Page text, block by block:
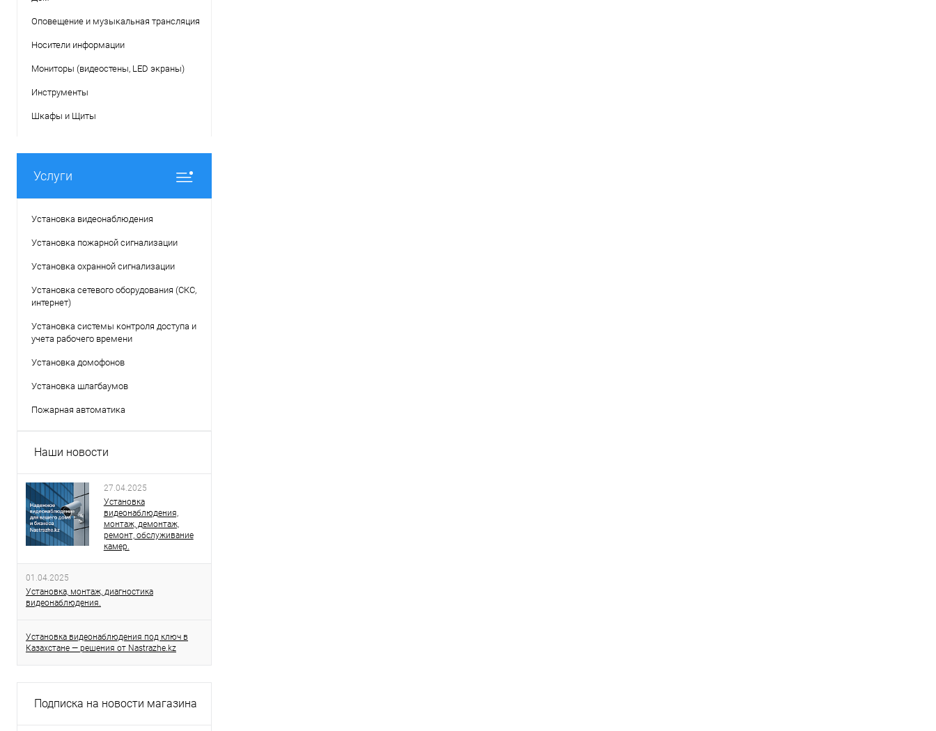
Оповещение и музыкальная трансляция
Носители информации
Мониторы (видеостены, LED экраны)
Инструменты
Шкафы и Щиты
Услуги
Установка видеонаблюдения
Установка пожарной сигнализации
Установка охранной сигнализации
Установка сетевого оборудования (СКС,
интернет)
Установка системы контроля доступа и
учета рабочего времени
Установка домофонов
Установка шлагбаумов
Пожарная автоматика
Наши новости
27.04.2025
Установка
видеонаблюдения,
монтаж, демонтаж,
ремонт, обслуживание
камер.
01.04.2025
Установка, монтаж, диагностика
видеонаблюдения.
Установка видеонаблюдения под ключ в
Казахстане — решения от Nastrazhe.kz
Подписка на новости магазина